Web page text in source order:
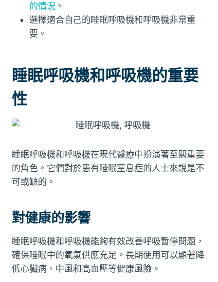
的情況 。
選擇適合自己的睡眠呼吸機和呼吸機非常重
要。
睡眠呼吸機和呼吸機的重要
性
睡眠呼吸機和呼吸機在現代醫療中扮演著至關重要
的角色。它們對於患有睡眠窒息症的人士來說是不
可或缺的。
對健康的影響
睡眠呼吸機和呼吸機能夠有效改善呼吸暫停問題，
確保睡眠中的氧氣供應充足。長期使用可以顯著降
低心臟病、中風和高血壓等健康風險。